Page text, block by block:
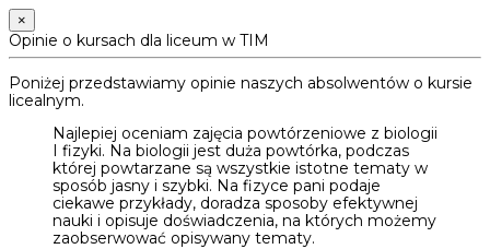
×
Opinie o kursach dla liceum w TIM
Poniżej przedstawiamy opinie naszych absolwentów o kursie
licealnym.
Najlepiej oceniam zajęcia powtórzeniowe z biologii
I fizyki. Na biologii jest duża powtórka, podczas
której powtarzane są wszystkie istotne tematy w
sposób jasny i szybki. Na fizyce pani podaje
ciekawe przykłady, doradza sposoby efektywnej
nauki i opisuje doświadczenia, na których możemy
zaobserwować opisywany tematy.